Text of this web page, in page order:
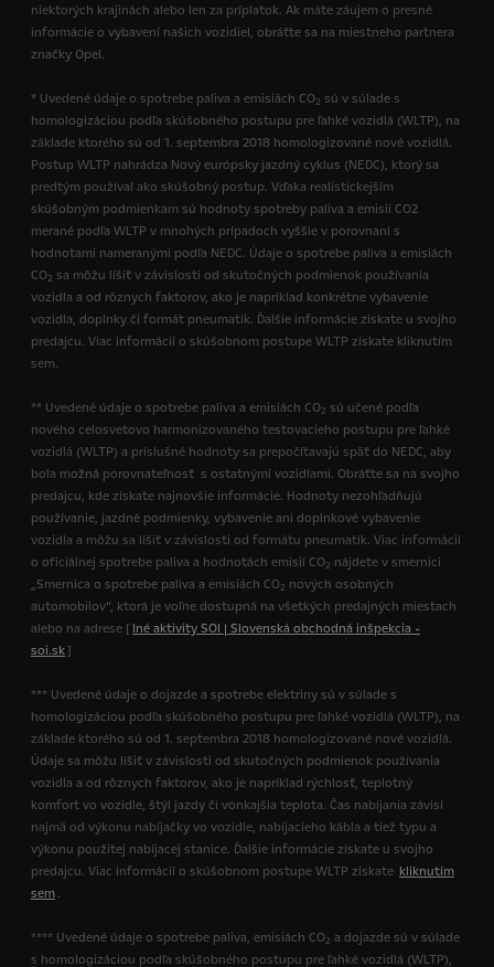
niektorých krajinách alebo len za príplatok. Ak máte záujem o presné
informácie o vybavení našich vozidiel, obráťte sa na miestneho partnera
značky Opel.
* Uvedené údaje o spotrebe paliva a emisiách CO2 sú v súlade s
homologizáciou podľa skúšobného postupu pre ľahké vozidlá (WLTP), na
základe ktorého sú od 1. septembra 2018 homologizované nové vozidlá.
Postup WLTP nahrádza Nový európsky jazdný cyklus (NEDC), ktorý sa
predtým používal ako skúšobný postup. Vďaka realistickejším
skúšobným podmienkam sú hodnoty spotreby paliva a emisií CO2
merané podľa WLTP v mnohých prípadoch vyššie v porovnaní s
hodnotami nameranými podľa NEDC. Údaje o spotrebe paliva a emisiách
CO2 sa môžu líšiť v závislosti od skutočných podmienok používania
vozidla a od rôznych faktorov, ako je napríklad konkrétne vybavenie
vozidla, doplnky či formát pneumatík. Ďalšie informácie získate u svojho
predajcu. Viac informácií o skúšobnom postupe WLTP získate kliknutím
sem.
** Uvedené údaje o spotrebe paliva a emisiách CO2 sú učené podľa
nového celosvetovo harmonizovaného testovacieho postupu pre ľahké
vozidlá (WLTP) a príslušné hodnoty sa prepočítavajú späť do NEDC, aby
bola možná porovnateľnosť s ostatnými vozidlami. Obráťte sa na svojho
predajcu, kde získate najnovšie informácie. Hodnoty nezohľadňujú
používanie, jazdné podmienky, vybavenie ani doplnkové vybavenie
vozidla a môžu sa líšiť v závislosti od formátu pneumatík. Viac informácií
o oficiálnej spotrebe paliva a hodnotách emisií CO2 nájdete v smernici
„Smernica o spotrebe paliva a emisiách CO2 nových osobných
automobilov“, ktorá je voľne dostupná na všetkých predajných miestach
alebo na adrese [ Iné aktivity SOI | Slovenská obchodná inšpekcia -
soi.sk]
*** Uvedené údaje o dojazde a spotrebe elektriny sú v súlade s
homologizáciou podľa skúšobného postupu pre ľahké vozidlá (WLTP), na
základe ktorého sú od 1. septembra 2018 homologizované nové vozidlá.
Údaje sa môžu líšiť v závislosti od skutočných podmienok používania
vozidla a od rôznych faktorov, ako je napríklad rýchlosť, teplotný
komfort vo vozidle, štýl jazdy či vonkajšia teplota. Čas nabíjania závisí
najmä od výkonu nabíjačky vo vozidle, nabíjacieho kábla a tiež typu a
výkonu použitej nabíjacej stanice. Ďalšie informácie získate u svojho
predajcu. Viac informácií o skúšobnom postupe WLTP získate kliknutím
sem .
**** Uvedené údaje o spotrebe paliva, emisiách CO2 a dojazde sú v súlade
s homologizáciou podľa skúšobného postupu pre ľahké vozidlá (WLTP),